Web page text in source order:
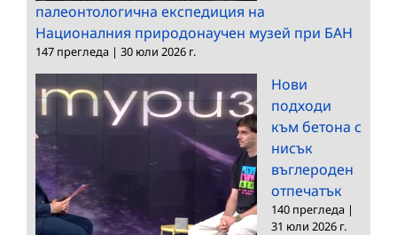
палеонтологична експедиция на
Националния природонаучен музей при БАН
147 прегледа | 30 юли 2026 г.
Нови
подходи
към бетона с
нисък
въглероден
отпечатък
140 прегледа |
31 юли 2026 г.